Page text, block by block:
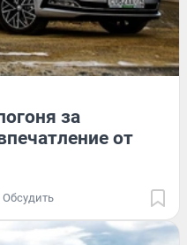
за
от
Обсудить